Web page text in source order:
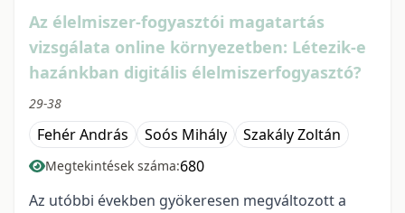
Az élelmiszer-fogyasztói magatartás
vizsgálata online környezetben: Létezik-e
hazánkban digitális élelmiszerfogyasztó?
29-38
Fehér András Soós Mihály Szakály Zoltán
Megtekintések száma:680
Az utóbbi években gyökeresen megváltozott a